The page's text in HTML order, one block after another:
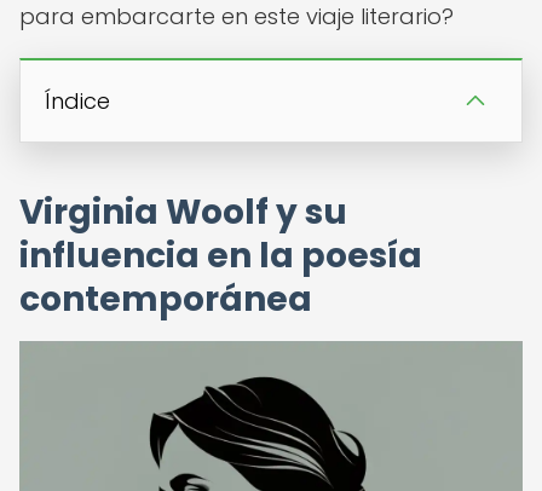
para embarcarte en este viaje literario?
Índice
Virginia Woolf y su
influencia en la poesía
contemporánea